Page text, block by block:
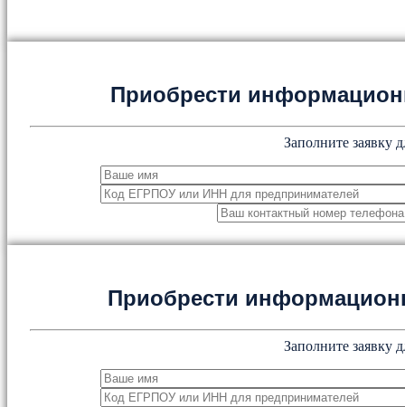
Приобрести
Заполните заявку
Приобрести
Заполните заявку